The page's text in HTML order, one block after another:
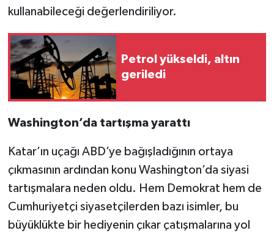
kullanabileceği değerlendiriliyor.
Petrol yükseldi, altın
geriledi
Washington’da tartışma yarattı
Katar’ın uçağı ABD’ye bağışladığının ortaya
çıkmasının ardından konu Washington’da siyasi
tartışmalara neden oldu. Hem Demokrat hem de
Cumhuriyetçi siyasetçilerden bazı isimler, bu
büyüklükte bir hediyenin çıkar çatışmalarına yol